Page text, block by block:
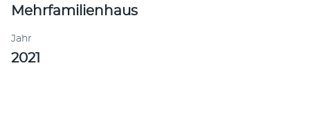
Mehrfamilienhaus
Jahr
2021